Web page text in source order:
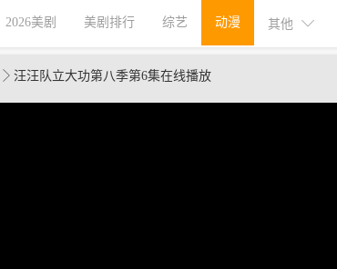
2026美剧 美剧排行 综艺 动漫 其他
汪汪队立大功第八季第6集在线播放